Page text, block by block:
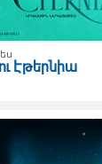
Էթերնիա